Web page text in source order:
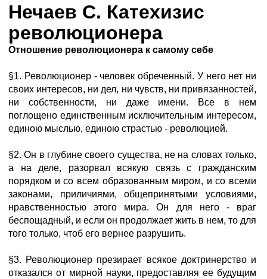
Нечаев С. Катехизис
революционера
Отношение революционера к самому себе
§1. Революционер - человек обреченный. У него нет ни
своих интересов, ни дел, ни чувств, ни привязанностей,
ни собственности, ни даже имени. Все в нем
поглощено единственным исключительным интересом,
единою мыслью, единою страстью - революцией.
§2. Он в глубине своего существа, не на словах только,
а на деле, разорвал всякую связь с гражданским
порядком и со всем образованным миром, и со всеми
законами, приличиями, общепринятыми условиями,
нравственностью этого мира. Он для него - враг
беспощадный, и если он продолжает жить в нем, то для
того только, чтоб его вернее разрушить.
§3. Революционер презирает всякое доктринерство и
отказался от мирной науки, предоставляя ее будущим